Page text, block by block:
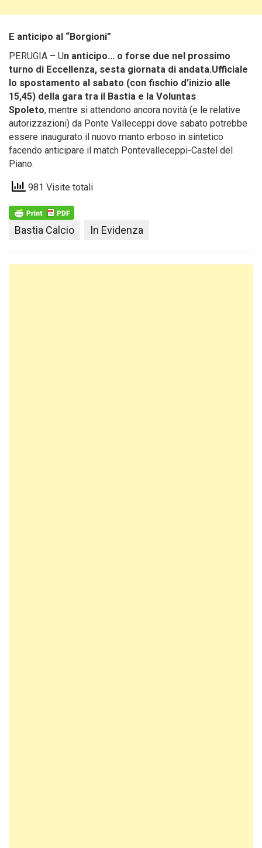
E anticipo al “Borgioni”
PERUGIA – Un anticipo… o forse due nel prossimo
turno di Eccellenza, sesta giornata di andata.Ufficiale
lo spostamento al sabato (con fischio d’inizio alle
15,45) della gara tra il Bastia e la Voluntas
Spoleto, mentre si attendono ancora novità (e le relative
autorizzazioni) da Ponte Valleceppi dove sabato potrebbe
essere inaugurato il nuovo manto erboso in sintetico
facendo anticipare il match Pontevalleceppi-Castel del
Piano.
981 Visite totali
Bastia Calcio In Evidenza